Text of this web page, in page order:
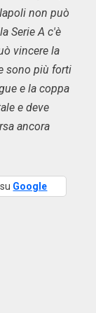
non può
Serie A c'è
vincere la
sono più forti
e la coppa
e deve
ancora
Google